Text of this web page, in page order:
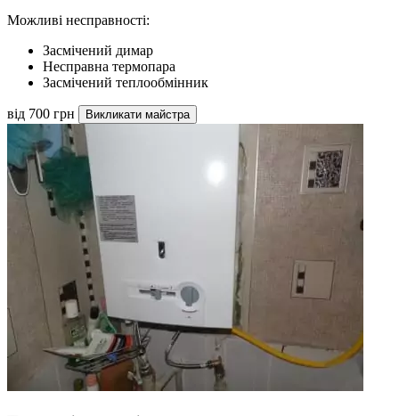
Можливі несправності:
Засмічений димар
Несправна термопара
Засмічений теплообмінник
від 700 грн Викликати майстра